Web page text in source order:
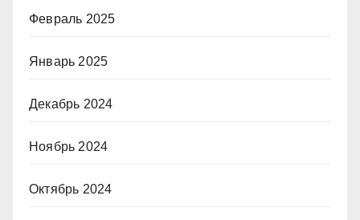
Февраль 2025
Январь 2025
Декабрь 2024
Ноябрь 2024
Октябрь 2024